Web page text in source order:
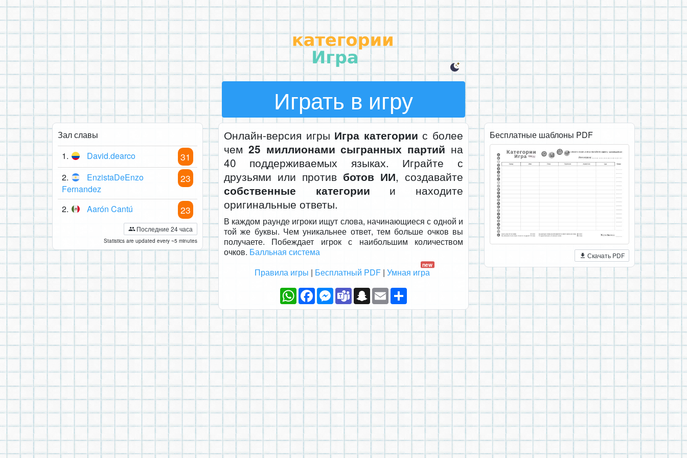
Играть в игру
Онлайн-версия игры Игра категории с более
чем 25 миллионами сыгранных партий на
40 поддерживаемых языках. Играйте с
друзьями или против ботов ИИ, создавайте
собственные категории и находите
оригинальные ответы.
В каждом раунде игроки ищут слова, начинающиеся с одной и
той же буквы. Чем уникальнее ответ, тем больше очков вы
получаете. Побеждает игрок с наибольшим количеством
очков. Балльная система
Правила игры | Бесплатный PDF| Умная игра
new
WhatsAppFacebookMessenger
TeamsSnapchat
EmailРесурс
Зал славы
1.
David.dearco 31
2.
EnzistaDeEnzo
Fernandez
23
2. Aarón Cantú 23
Последние 24 часа
Statistics are updated every ~5 minutes
Бесплатные шаблоны PDF
Скачать PDF